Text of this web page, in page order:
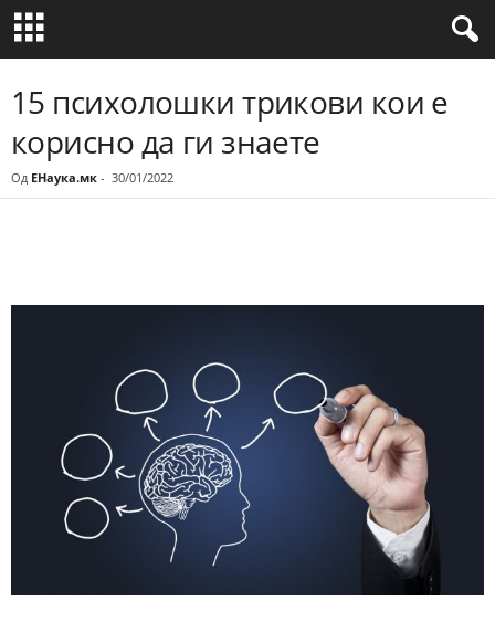
15 психолошки трикови кои е
корисно да ги знаете
Од ЕНаука.мк - 30/01/2022